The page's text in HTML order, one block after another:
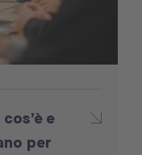
e
per